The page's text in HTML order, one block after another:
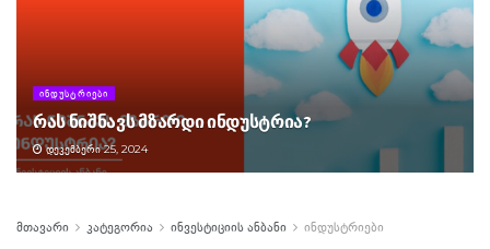
ᲘᲜᲓᲣᲡᲢᲠᲘᲔᲑᲘ
რას ნიშნავს მზარდი ინდუსტრია?
ᲓᲔᲙᲔᲛᲑᲔᲠᲘ 25, 2024
მთავარი კატეგორია ინვესტიციის ანბანი ინდუსტრიები